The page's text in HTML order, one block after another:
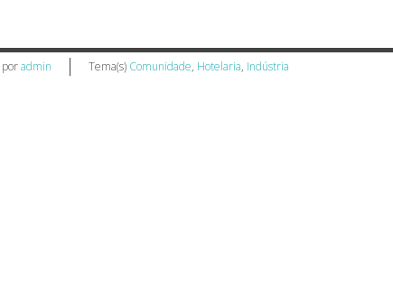
poradmin Tema(s) Comunidade, Hotelaria, Indústria